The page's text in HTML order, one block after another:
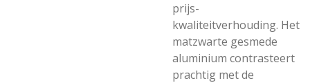
prijs-
kwaliteitverhouding. Het
matzwarte gesmede
aluminium contrasteert
prachtig met de